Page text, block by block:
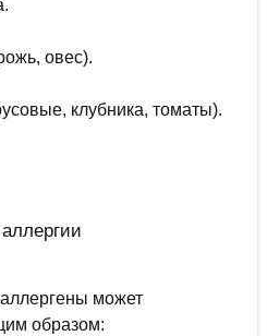
овес).
клубника, томаты).
может
образом: